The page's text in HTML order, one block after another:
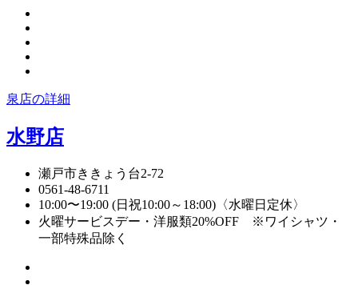
泉店の詳細
水野店
瀬戸市ききょう台2-72
0561-48-6711
10:00〜19:00 (日祝10:00～18:00)〈水曜日定休〉
火曜サービスデー・洋服類20%OFF ※ワイシャツ・
一部特殊品除く